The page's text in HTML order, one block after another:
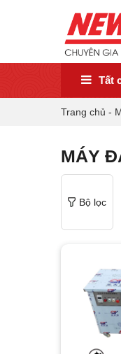
Tất
Trang chủ -
MÁY
Bộ lọc